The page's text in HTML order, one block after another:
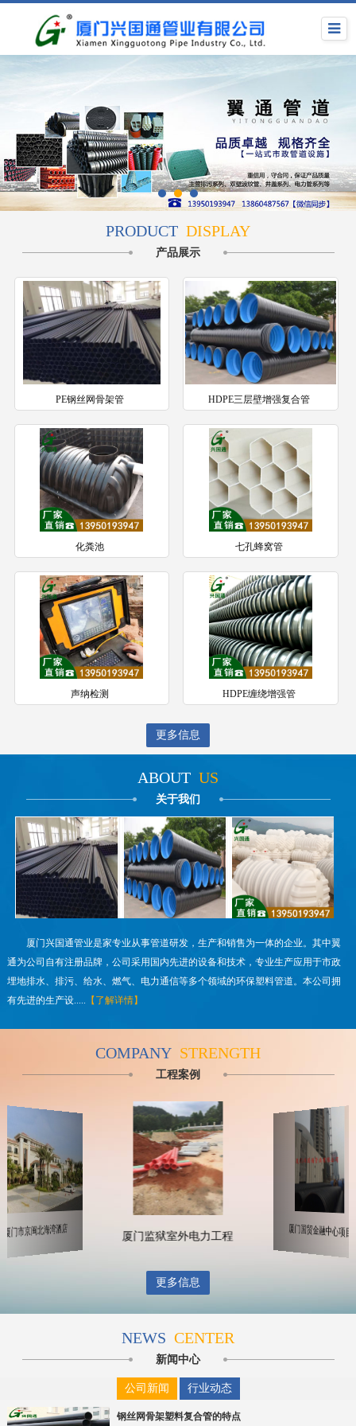
PRODUCT DISPLAY
产品展示
PE钢丝网骨架管 HDPE三层壁增强复合管
化粪池 七孔蜂窝管
声纳检测 HDPE缠绕增强管
更多信息
ABOUT US
关于我们
厦门兴国通管业是家专业从事管道研发，生产和销售为一体的企业。其中翼
通为公司自有注册品牌，公司采用国内先进的设备和技术，专业生产应用于市政
埋地排水、排污、给水、燃气、电力通信等多个领域的环保塑料管道。本公司拥
有先进的生产设..... 【了解详情】
COMPANY STRENGTH
工程案例
厦门市京闽北海湾酒店 厦门监狱室外电力工程 厦门国贸金融中心项目
更多信息
NEWS CENTER
新闻中心
公司新闻 行业动态
钢丝网骨架塑料复合管的特点